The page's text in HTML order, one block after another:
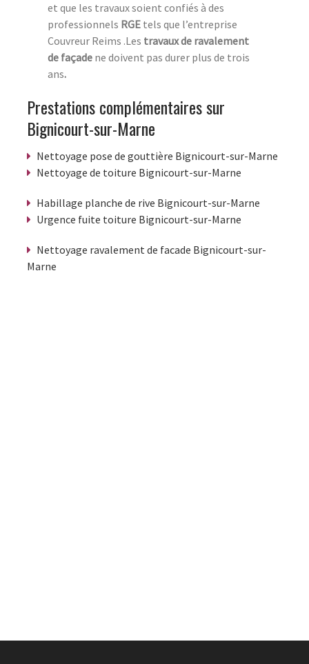
et que les travaux soient confiés à des
professionnels RGE tels que l’entreprise
Couvreur Reims .Les travaux de ravalement
de façade ne doivent pas durer plus de trois
ans.
Prestations complémentaires sur
Bignicourt-sur-Marne
Nettoyage pose de gouttière Bignicourt-sur-Marne
Nettoyage de toiture Bignicourt-sur-Marne
Habillage planche de rive Bignicourt-sur-Marne
Urgence fuite toiture Bignicourt-sur-Marne
Nettoyage ravalement de facade Bignicourt-sur-
Marne